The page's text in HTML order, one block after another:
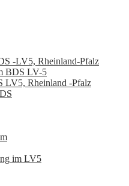
-LV5, Rheinland-Pfalz
BDS LV-5
LV5, Rheinland -Pfalz
im LV5